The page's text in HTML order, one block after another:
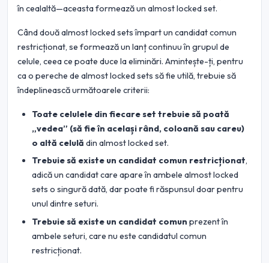
în cealaltă—aceasta formează un almost locked set.
Când două almost locked sets împart un candidat comun
restricționat, se formează un lanț continuu în grupul de
celule, ceea ce poate duce la eliminări. Amintește-ți, pentru
ca o pereche de almost locked sets să fie utilă, trebuie să
îndeplinească următoarele criterii:
Toate celulele din fiecare set trebuie să poată
„vedea” (să fie în același rând, coloană sau careu)
o altă celulă din almost locked set.
Trebuie să existe un candidat comun restricționat,
adică un candidat care apare în ambele almost locked
sets o singură dată, dar poate fi răspunsul doar pentru
unul dintre seturi.
Trebuie să existe un candidat comun prezent în
ambele seturi, care nu este candidatul comun
restricționat.